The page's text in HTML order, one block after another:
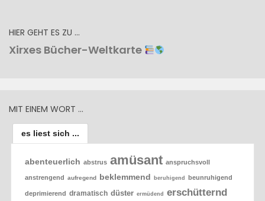
HIER GEHT ES ZU …
Xirxes Bücher-Weltkarte
MIT EINEM WORT …
es liest sich ...
abenteuerlich abstrus amüsant anspruchsvoll
anstrengend aufregend beklemmend beruhigend beunruhigend
deprimierend dramatisch düster ermüdend erschütternd